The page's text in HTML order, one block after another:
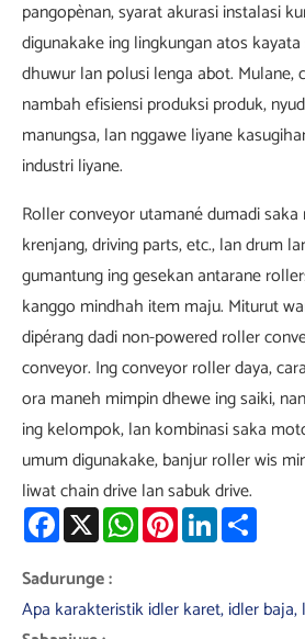
pangopènan, syarat akurasi instalasi
digunakake ing lingkungan atos
dhuwur lan polusi lenga abot. Mulane,
nambah efisiensi produksi produk,
manungsa, lan nggawe liyane
industri liyane.
Roller conveyor utamané dumadi saka
krenjang, driving parts, etc., lan drum
gumantung ing gesekan antarane
kanggo mindhah item maju. Miturut
dipérang dadi non-powered roller
conveyor. Ing conveyor roller daya,
ora maneh mimpin dhewe ing saiki,
ing kelompok, lan kombinasi saka
umum digunakake, banjur roller wis
liwat chain drive lan sabuk drive.
Facebook WhatsAppPinterestLinkedIn
Sadurunge :
Apa karakteristik idler karet, idler baja,